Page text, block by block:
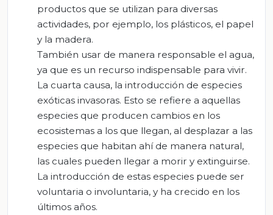
productos que se utilizan para diversas
actividades, por ejemplo, los plásticos, el papel
y la madera.
También usar de manera responsable el agua,
ya que es un recurso indispensable para vivir.
La cuarta causa, la introducción de especies
exóticas invasoras. Esto se refiere a aquellas
especies que producen cambios en los
ecosistemas a los que llegan, al desplazar a las
especies que habitan ahí de manera natural,
las cuales pueden llegar a morir y extinguirse.
La introducción de estas especies puede ser
voluntaria o involuntaria, y ha crecido en los
últimos años.